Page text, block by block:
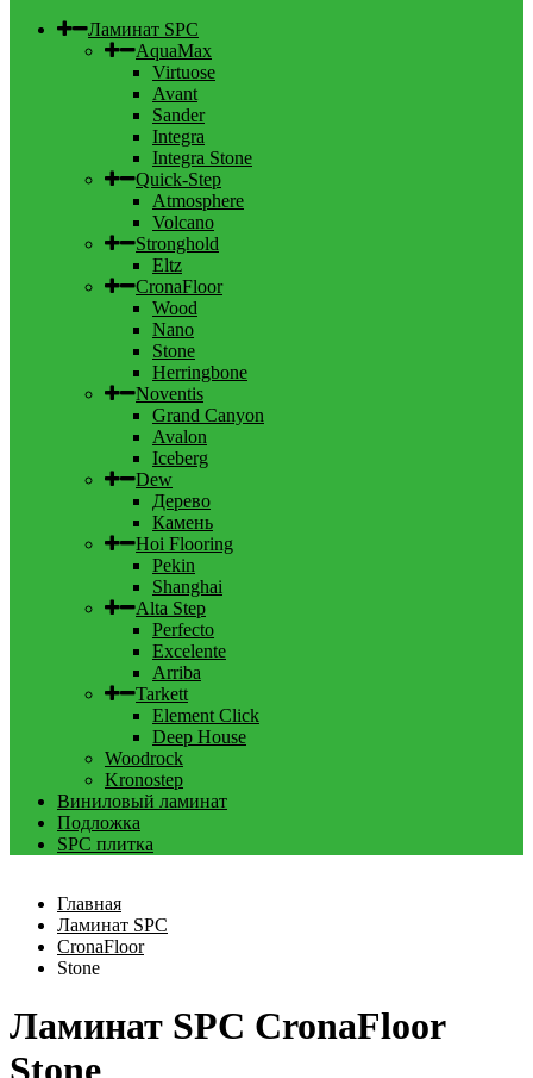
Ламинат SPC
AquaMax
Virtuose
Avant
Sander
Integra
Integra Stone
Quick-Step
Atmosphere
Volcano
Stronghold
Eltz
CronaFloor
Wood
Nano
Stone
Herringbone
Noventis
Grand Canyon
Avalon
Iceberg
Dew
Дерево
Камень
Hoi Flooring
Pekin
Shanghai
Alta Step
Perfecto
Excelente
Arriba
Tarkett
Element Click
Deep House
Woodrock
Kronostep
Виниловый ламинат
Подложка
SPC плитка
Главная
Ламинат SPC
CronaFloor
Stone
Ламинат SPC CronaFloor